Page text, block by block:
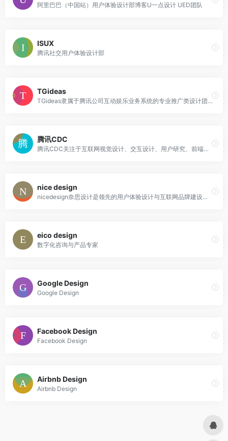
阿里巴巴（中国站）用户体验设计部博客U一点设计 UED团队
ISUX
腾讯社交用户体验设计部
TGideas
TGideas隶属于腾讯公司互动娱乐业务系统的专业推广类设计团队
腾讯CDC
腾讯CDC关注于互联网视觉设计、交互设计、用户研究、前端开发。
nice design
nicedesign奈思设计是领先的用户体验设计与互联网品牌建设公司
eico design
数字化咨询与产品专家
Google Design
Google Design
Facebook Design
Facebook Design
Airbnb Design
Airbnb Design